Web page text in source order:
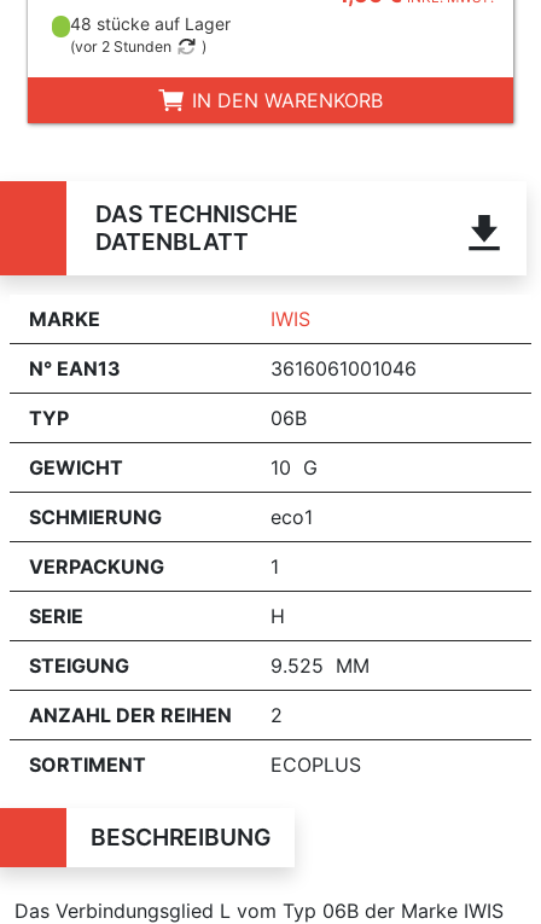
48 stücke auf Lager
(vor 2 Stunden )
IN DEN WARENKORB
DAS TECHNISCHE
DATENBLATT
MARKE IWIS
N° EAN13 3616061001046
TYP 06B
GEWICHT 10 G
SCHMIERUNG eco1
VERPACKUNG 1
SERIE H
STEIGUNG 9.525 MM
ANZAHL DER REIHEN 2
SORTIMENT ECOPLUS
BESCHREIBUNG
Das Verbindungsglied L vom Typ 06B der Marke IWIS